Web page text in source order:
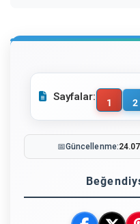
Sayfalar:
1 2
📅Güncellenme: